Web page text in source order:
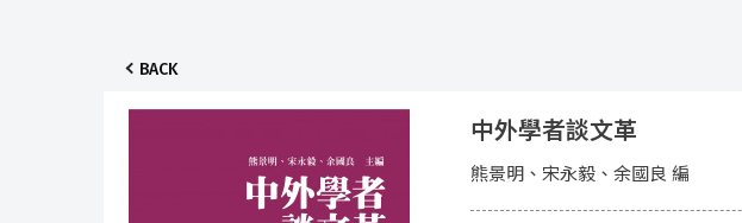
BACK
中外學者談文革
熊景明、宋永毅、余國良 編